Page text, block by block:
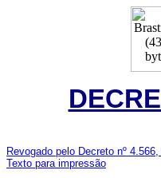
Revogado pelo Decreto nº
Texto para impressão